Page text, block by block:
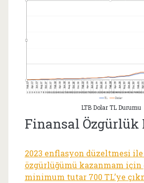
LTB Dolar TL Durumu
Finansal Özgürlük
2023 enflasyon düzeltmesi
özgürlüğümü kazanmam için
minimum tutar 700 TL’ye